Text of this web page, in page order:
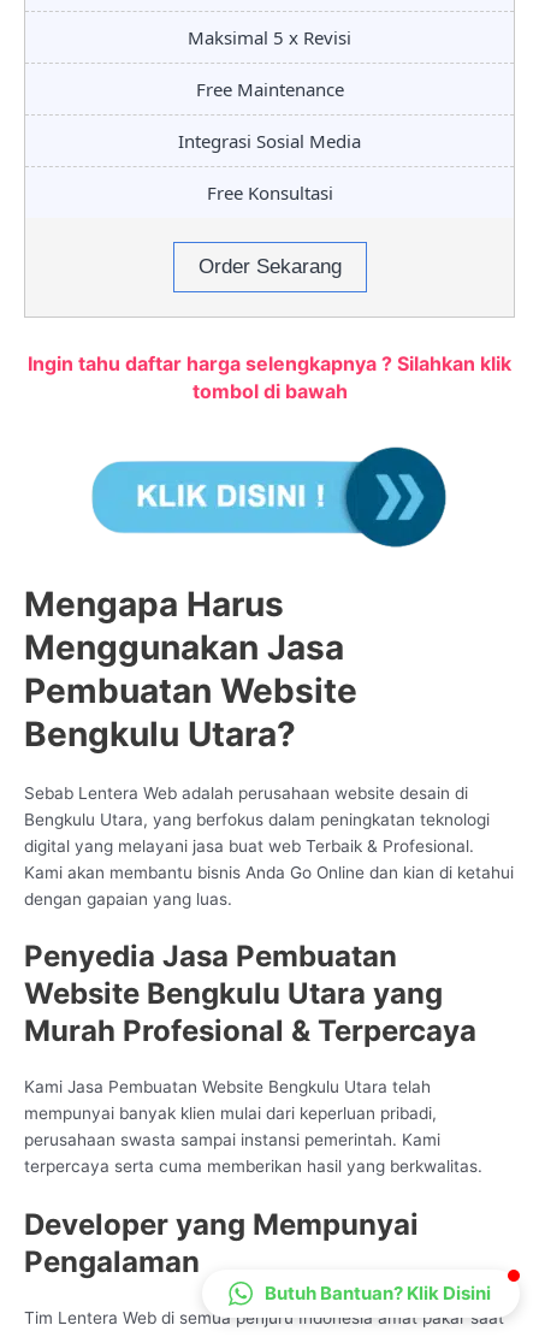
Maksimal 5 x Revisi
Free Maintenance
Integrasi Sosial Media
Free Konsultasi
Order Sekarang
Ingin tahu daftar harga selengkapnya ? Silahkan klik
tombol di bawah
Mengapa Harus
Menggunakan Jasa
Pembuatan Website
Bengkulu Utara?
Sebab Lentera Web adalah perusahaan website desain di
Bengkulu Utara, yang berfokus dalam peningkatan teknologi
digital yang melayani jasa buat web Terbaik & Profesional.
Kami akan membantu bisnis Anda Go Online dan kian di ketahui
dengan gapaian yang luas.
Penyedia Jasa Pembuatan
Website Bengkulu Utara yang
Murah Profesional & Terpercaya
Kami Jasa Pembuatan Website Bengkulu Utara telah
mempunyai banyak klien mulai dari keperluan pribadi,
perusahaan swasta sampai instansi pemerintah. Kami
terpercaya serta cuma memberikan hasil yang berkwalitas.
Developer yang Mempunyai
Pengalaman
Tim Lentera Web di semua penjuru Indonesia amat pakar saat
CS Lenteraweb
Online
Butuh Bantuan? Klik Disini